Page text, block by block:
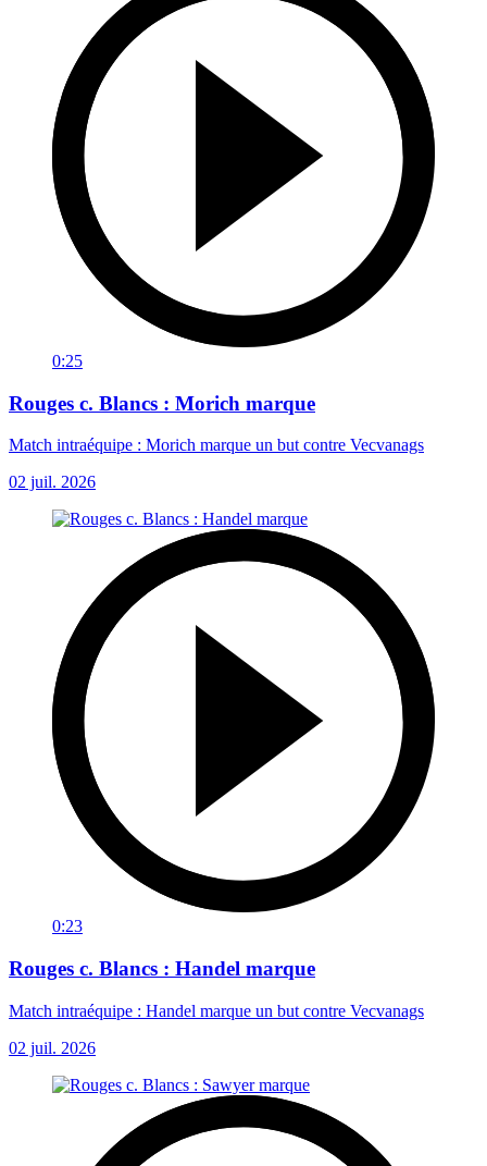
0:25
Rouges c. Blancs : Morich marque
Match intraéquipe : Morich marque un but contre Vecvanags
02 juil. 2026
0:23
Rouges c. Blancs : Handel marque
Match intraéquipe : Handel marque un but contre Vecvanags
02 juil. 2026